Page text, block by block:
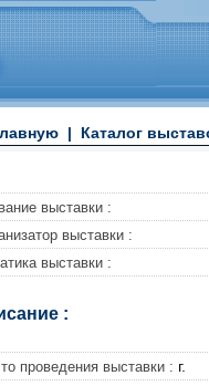
| Каталог
выставки :
выставки :
выставки :
:
проведения выставки : г.